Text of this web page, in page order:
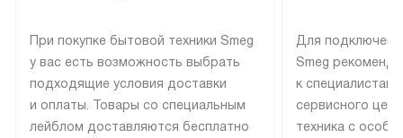
При покупке бытовой техники Smeg
у вас есть возможность выбрать
подходящие условия доставки
и оплаты. Товары со специальным
лейблом доставляются бесплатно
Для
Smeg
к специалистам
сервисного
техника с